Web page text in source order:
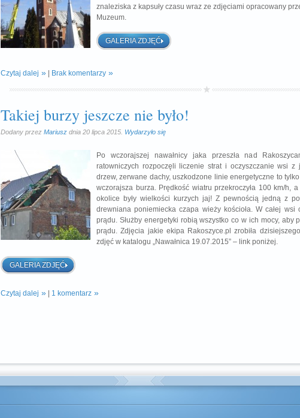
znaleziska z kapsuły czasu wraz ze zdjęciami opracowany
Muzeum.
GALERIA ZDJĘĆ
Czytaj dalej Brak komentarzy
Takiej burzy jeszcze nie było!
Dodany przez Mariusz dnia 20 lipca 2015. Wydarzyło się
Po wczorajszej nawałnicy jaka przeszła nad
ratowniczych rozpoczęli liczenie strat i oczyszczanie wsi z
drzew, zerwane dachy, uszkodzone linie energetyczne to
wczorajsza burza. Prędkość wiatru przekroczyła 100 km/h,
okolice były wielkości kurzych jaj! Z pewnością jedną z
drewniana poniemiecka czapa wieży kościoła. W całej
prądu. Służby energetyki robią wszystko co w ich mocy, aby
prądu. Zdjęcia jakie ekipa Rakoszyce.pl zrobiła
zdjęć w katalogu „Nawałnica 19.07.2015” – link poniżej.
GALERIA ZDJĘĆ
Czytaj dalej 1 komentarz